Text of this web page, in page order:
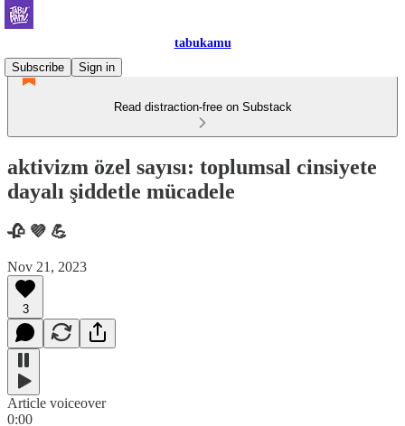
tabukamu
Subscribe
Sign in
Read distraction-free on Substack
aktivizm özel sayısı: toplumsal cinsiyete
dayalı şiddetle mücadele
🥀 💜 💪
Nov 21, 2023
3
Article voiceover
0:00